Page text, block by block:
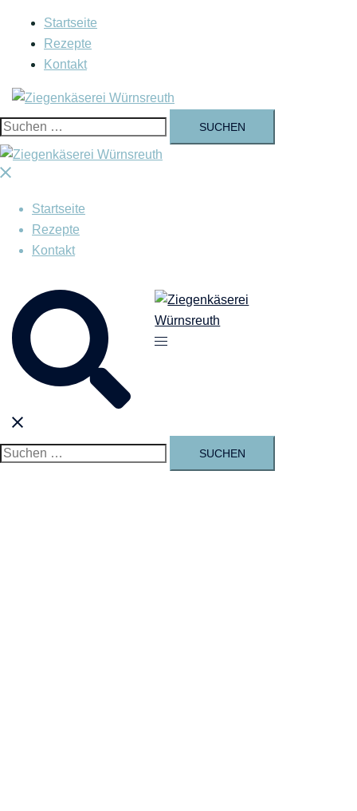
springen
Startseite
Rezepte
Kontakt
Suchen
nach:
Menü
Startseite
Rezepte
Kontakt
Suche
Menü
Suchen